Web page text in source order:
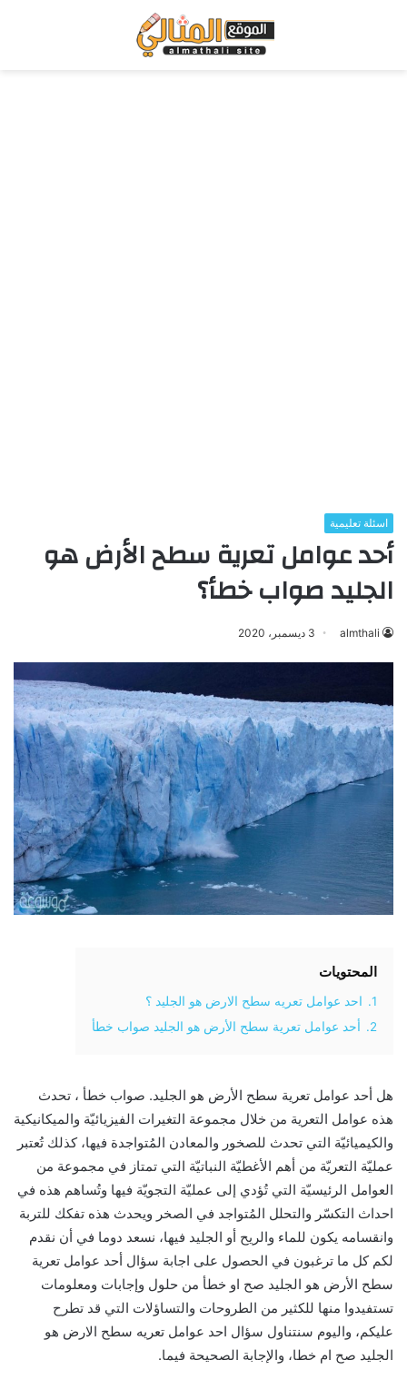
اسئلة تعليمية
أحد عوامل تعرية سطح الأرض هو
الجليد صواب خطأ؟
almthali 3 ديسمبر، 2020
المحتويات
1.
احد عوامل تعريه سطح الارض هو الجليد ؟
2.
أحد عوامل تعرية سطح الأرض هو الجليد صواب خطأ
هل أحد عوامل تعرية سطح الأرض هو الجليد. صواب خطأ ، تحدث
هذه عوامل التعرية من خلال مجموعة التغيرات الفيزيائيّة والميكانيكية
والكيميائيّة التي تحدث للصخور والمعادن المُتواجدة فيها، كذلك تُعتبر
عمليّة التعريّة من أهم الأغطيّة النباتيّة التي تمتاز في مجموعة من
العوامل الرئيسيّة التي تُؤدي إلى عمليّة التجويّة فيها وتُساهم هذه في
احداث التكسّر والتحلل المُتواجد في الصخر ويحدث هذه تفكك للتربة
وانقسامه يكون للماء والريح أو الجليد فيها، نسعد دوما في أن نقدم
لكم كل ما ترغبون في الحصول على اجابة سؤال أحد عوامل تعرية
سطح الأرض هو الجليد صح او خطأ من حلول وإجابات ومعلومات
تستفيدوا منها للكثير من الطروحات والتساؤلات التي قد تطرح
عليكم، واليوم سنتناول سؤال احد عوامل تعريه سطح الارض هو
الجليد صح ام خطا، والإجابة الصحيحة فيما.